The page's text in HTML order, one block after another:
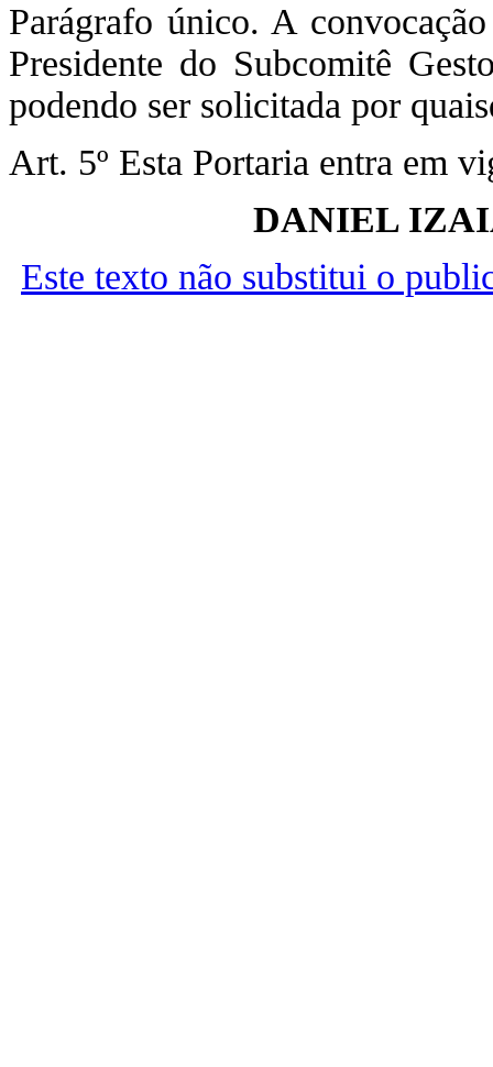
Parágrafo único. A
Presidente do Subcomitê
podendo ser solicitada por
Art. 5º Esta Portaria entra em
DANIEL
Este texto não substitui o